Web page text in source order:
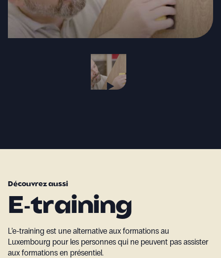
Découvrez aussi
E-training
L’e-training est une alternative aux formations au
Luxembourg pour les personnes qui ne peuvent pas assister
aux formations en présentiel.